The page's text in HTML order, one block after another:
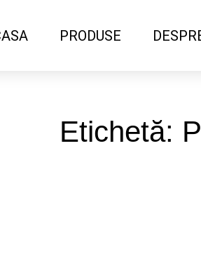
PRODUSE
Etichetă: